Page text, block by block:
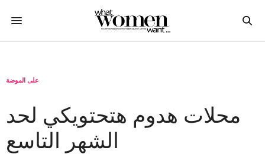
على الموضة
محلات هدوم هتحتويكي لحد
الشهر التاسع